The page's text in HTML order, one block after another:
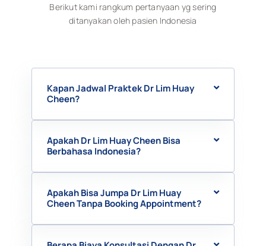
Berikut kami rangkum pertanyaan yg sering
ditanyakan oleh pasien Indonesia
Kapan Jadwal Praktek Dr Lim Huay
Cheen?
Apakah Dr Lim Huay Cheen Bisa
Berbahasa Indonesia?
Apakah Bisa Jumpa Dr Lim Huay
Cheen Tanpa Booking Appointment?